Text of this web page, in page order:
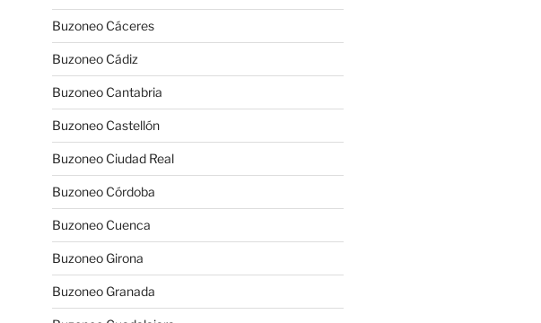
Buzoneo Cáceres
Buzoneo Cádiz
Buzoneo Cantabria
Buzoneo Castellón
Buzoneo Ciudad Real
Buzoneo Córdoba
Buzoneo Cuenca
Buzoneo Girona
Buzoneo Granada